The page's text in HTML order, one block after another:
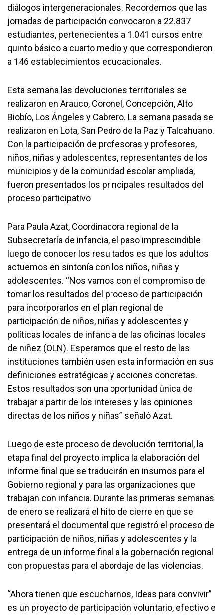
diálogos intergeneracionales. Recordemos que las
jornadas de participación convocaron a 22.837
estudiantes, pertenecientes a 1.041 cursos entre
quinto básico a cuarto medio y que correspondieron
a 146 establecimientos educacionales.
Esta semana las devoluciones territoriales se
realizaron en Arauco, Coronel, Concepción, Alto
Biobío, Los Ángeles y Cabrero. La semana pasada se
realizaron en Lota, San Pedro de la Paz y Talcahuano.
Con la participación de profesoras y profesores,
niños, niñas y adolescentes, representantes de los
municipios y de la comunidad escolar ampliada,
fueron presentados los principales resultados del
proceso participativo
Para Paula Azat, Coordinadora regional de la
Subsecretaría de infancia, el paso imprescindible
luego de conocer los resultados es que los adultos
actuemos en sintonía con los niños, niñas y
adolescentes. “Nos vamos con el compromiso de
tomar los resultados del proceso de participación
para incorporarlos en el plan regional de
participación de niños, niñas y adolescentes y
políticas locales de infancia de las oficinas locales
de niñez (OLN). Esperamos que el resto de las
instituciones también usen esta información en sus
definiciones estratégicas y acciones concretas.
Estos resultados son una oportunidad única de
trabajar a partir de los intereses y las opiniones
directas de los niños y niñas” señaló Azat.
Luego de este proceso de devolución territorial, la
etapa final del proyecto implica la elaboración del
informe final que se traducirán en insumos para el
Gobierno regional y para las organizaciones que
trabajan con infancia. Durante las primeras semanas
de enero se realizará el hito de cierre en que se
presentará el documental que registró el proceso de
participación de niños, niñas y adolescentes y la
entrega de un informe final a la gobernación regional
con propuestas para el abordaje de las violencias.
“Ahora tienen que escucharnos, Ideas para convivir”
es un proyecto de participación voluntario, efectivo e